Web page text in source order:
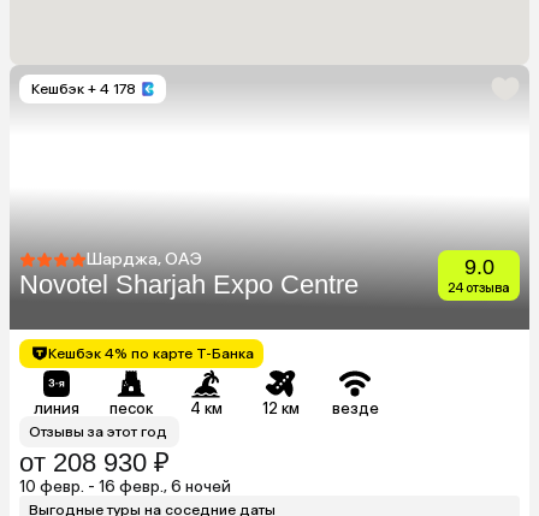
Кешбэк + 4 178
Шарджа, ОАЭ
Novotel Sharjah Expo Centre
9.0
24 отзыва
Кешбэк 4% по карте Т-Банка
линия песок 4 км 12 км везде
Отзывы за этот год
от 208 930 ₽
10 февр. - 16 февр., 6 ночей
Выгодные туры на соседние даты